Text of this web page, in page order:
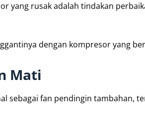
yang rusak adalah tindakan
dengan kompresor yang
Mati
sebagai fan pendingin tambahan,